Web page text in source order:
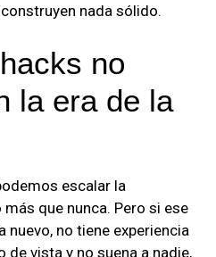
nada sólido.
no
la era de la
escalar la
que nunca. Pero si ese
nuevo, no tiene experiencia
de vista y no suena a nadie,